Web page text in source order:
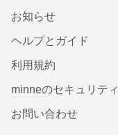
お知らせ
ヘルプとガイド
利用規約
minneのセキュリティ
お問い合わせ